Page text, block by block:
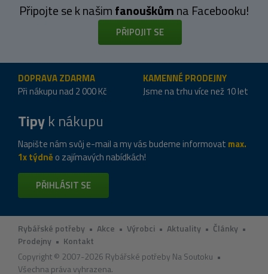
Připojte se k našimfanouškůmna Facebooku!
PŘIPOJIT SE
DOPRAVA ZDARMA
Při nákupu nad 2 000 Kč
KAMENNÉ PRODEJNY
Jsme na trhu více než 10 let
Tipyk nákupu
Napište nám svůj e-mail a my vás budeme informovat max.
1x týdně o zajímavých nabídkách!
PŘIHLÁSIT SE
Rybářské potřeby • Akce • Výrobci • Aktuality • Články •
Prodejny • Kontakt
Copyright © 2007-2026 Rybářské potřeby Na Soutoku •
Všechna práva vyhrazena.